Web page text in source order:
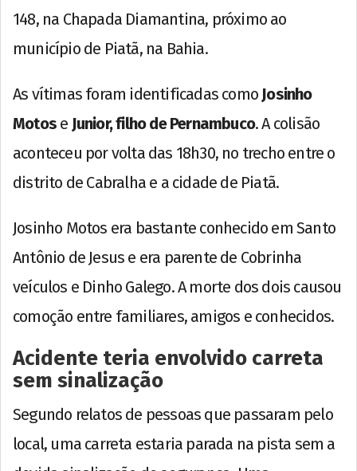
148, na Chapada Diamantina, próximo ao
município de Piatã, na Bahia.
As vítimas foram identificadas como Josinho
Motos e Junior, filho de Pernambuco. A colisão
aconteceu por volta das 18h30, no trecho entre o
distrito de Cabralha e a cidade de Piatã.
Josinho Motos era bastante conhecido em Santo
Antônio de Jesus e era parente de Cobrinha
veículos e Dinho Galego. A morte dos dois causou
comoção entre familiares, amigos e conhecidos.
Acidente teria envolvido carreta
sem sinalização
Segundo relatos de pessoas que passaram pelo
local, uma carreta estaria parada na pista sem a